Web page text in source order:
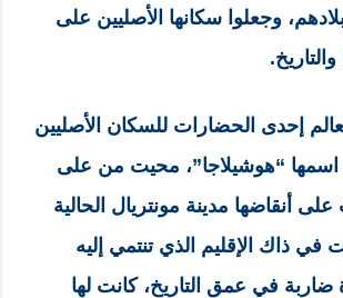
وجعلوا سكانها الأصليين على
إحدى الحضارات للسكان الأصليين
اسمها “هوشيلاجا”، محيت من على
أنقاضها مدينة مونتريال الحالية
في ذاك الإقليم الذي تنتمي إليه
في عمق التاريخ، كانت لها